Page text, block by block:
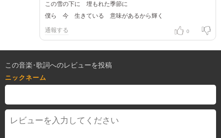
この雪の下に 埋もれた季節に
僕ら 今 生きている 意味があるから輝く
通報する 0
この音楽･歌詞へのレビューを投稿
ニックネーム